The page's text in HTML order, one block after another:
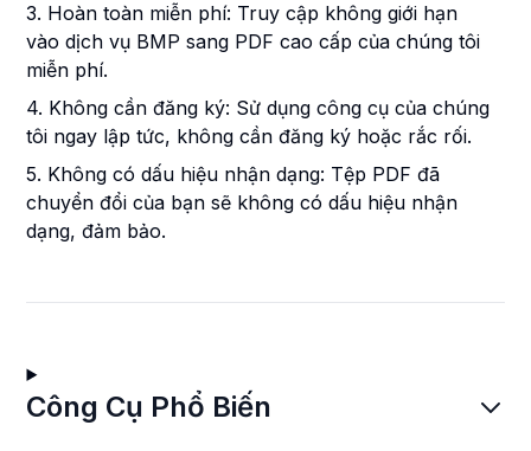
3. Hoàn toàn miễn phí: Truy cập không giới hạn
vào dịch vụ BMP sang PDF cao cấp của chúng tôi
miễn phí.
4. Không cần đăng ký: Sử dụng công cụ của chúng
tôi ngay lập tức, không cần đăng ký hoặc rắc rối.
5. Không có dấu hiệu nhận dạng: Tệp PDF đã
chuyển đổi của bạn sẽ không có dấu hiệu nhận
dạng, đảm bảo.
Công Cụ Phổ Biến